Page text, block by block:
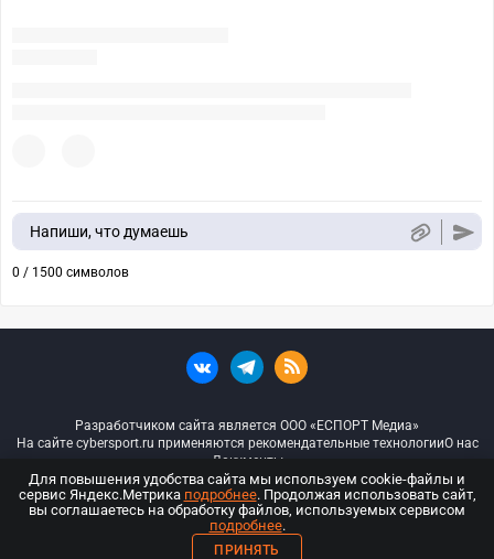
Напиши, что думаешь
0 / 1500 символов
Разработчиком сайта является ООО «ЕСПОРТ Медиа»
На сайте cybersport.ru применяются рекомендательные технологииО нас
Документы
© ООО «Киберспорт.ру» — Все права защищены
18+
Для повышения удобства сайта мы используем cookie-файлы и
сервис Яндекс.Метрика подробнее. Продолжая использовать сайт,
вы соглашаетесь на обработку файлов, используемых сервисом
подробнее.
ПРИНЯТЬ